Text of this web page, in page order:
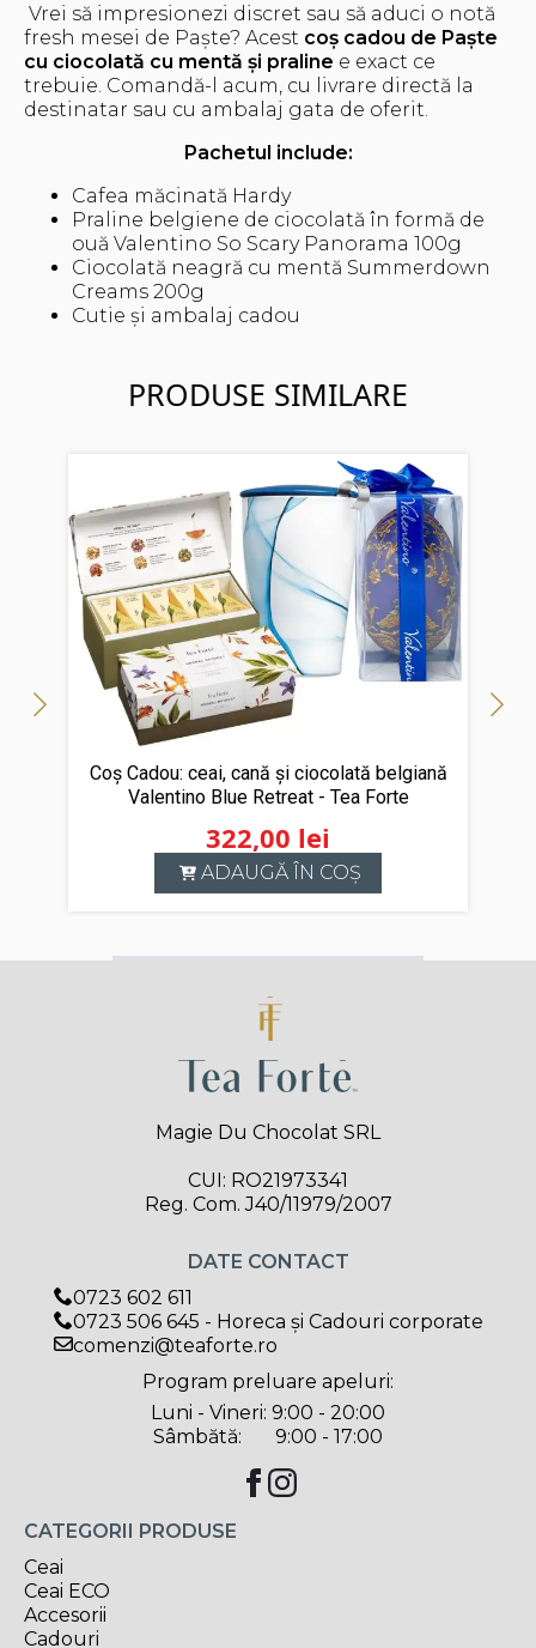
Vrei să impresionezi discret sau să aduci o notă
fresh mesei de Paște? Acest coș cadou de Paște
cu ciocolată cu mentă și praline e exact ce
trebuie. Comandă-l acum, cu livrare directă la
destinatar sau cu ambalaj gata de oferit.
Pachetul include:
Cafea măcinată Hardy
Praline belgiene de ciocolată în formă de
ouă Valentino So Scary Panorama 100g
Ciocolată neagră cu mentă Summerdown
Creams 200g
Cutie și ambalaj cadou
PRODUSE SIMILARE
Coș Cadou: ceai, cană și ciocolată belgiană
Valentino Blue Retreat - Tea Forte
322,00 lei
ADAUGĂ ÎN COȘ
Magie Du Chocolat SRL
CUI: RO21973341
Reg. Com. J40/11979/2007
CATEGORII PRODUSE
Ceai
Ceai ECO
Accesorii
Cadouri
DATE CONTACT
0723 602 611
0723 506 645 - Horeca și Cadouri corporate
comenzi@teaforte.ro
Program preluare apeluri:
Luni - Vineri: 9:00 - 20:00
Sâmbătă: 9:00 - 17:00